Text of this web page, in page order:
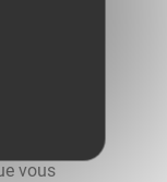
de
un tiers
vous